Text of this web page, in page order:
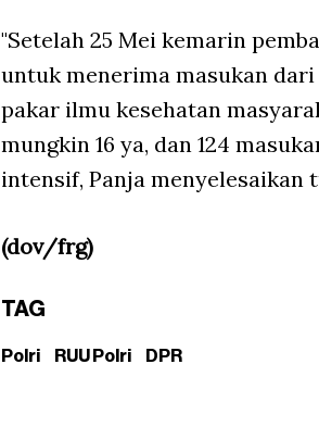
"Setelah 25 Mei kemarin
untuk menerima masukan
pakar ilmu kesehatan
mungkin 16 ya, dan 124
intensif, Panja menyelesaikan
(dov/frg)
TAG
Polri RUU Polri DPR